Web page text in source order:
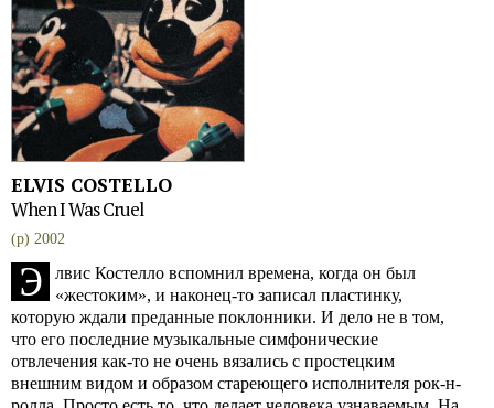
ELVIS COSTELLO
When I Was Cruel
(p) 2002
Э
лвис Костелло вспомнил времена, когда он был
«жестоким», и наконец-то записал пластинку,
которую ждали преданные поклонники. И дело не в том,
что его последние музыкальные симфонические
отвлечения как-то не очень вязались с простецким
внешним видом и образом стареющего исполнителя рок-н-